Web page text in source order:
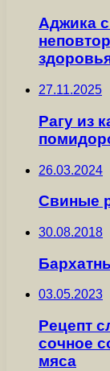
Аджика
27.11.2025
Рагу из
26.03.2024
Свиные
30.08.2018
03.05.2023
Рецепт
сочное
мяса